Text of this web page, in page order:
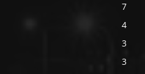
7
4
3
3